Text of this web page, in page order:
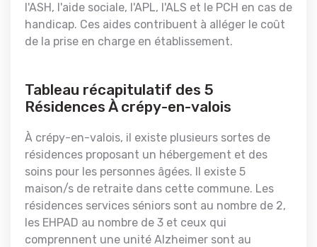
l'ASH, l'aide sociale, l'APL, l'ALS et le PCH en cas de
handicap. Ces aides contribuent à alléger le coût
de la prise en charge en établissement.
Tableau récapitulatif des 5
Résidences À crépy-en-valois
À crépy-en-valois, il existe plusieurs sortes de
résidences proposant un hébergement et des
soins pour les personnes âgées. Il existe 5
maison/s de retraite dans cette commune. Les
résidences services séniors sont au nombre de 2,
les EHPAD au nombre de 3 et ceux qui
comprennent une unité Alzheimer sont au